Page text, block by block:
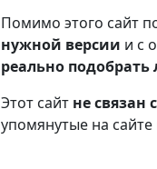
Помимо этого сайт
нужной версии и с
реально
Этот сайт не
упомянутые на